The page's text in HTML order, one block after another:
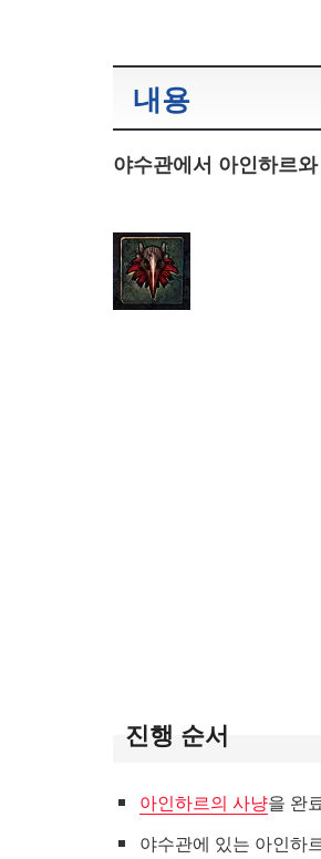
내용
야수관에서 아인하르
진행 순서
아인하르의 사냥을 완
야수관에 있는 아인하